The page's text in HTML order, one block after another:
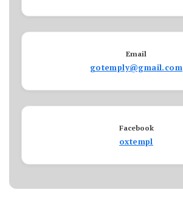
Email
gotemply@gmail.com
Facebook
oxtempl